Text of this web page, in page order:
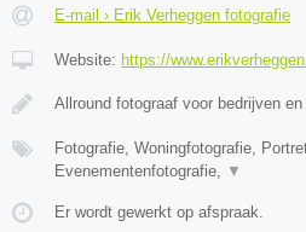
E-mail › Erik Verheggen fotografie
Website: https://
Allround fotograaf voor bedrijven
Fotografie, Woningfotografie,
Evenementenfotografie, ▼
Er wordt gewerkt op afspraak.